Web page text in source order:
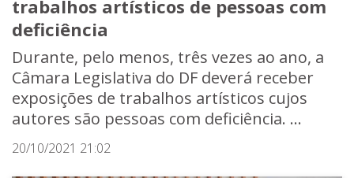
trabalhos artísticos de pessoas com
deficiência
Durante, pelo menos, três vezes ao ano, a
Câmara Legislativa do DF deverá receber
exposições de trabalhos artísticos cujos
autores são pessoas com deficiência. ...
20/10/2021 21:02